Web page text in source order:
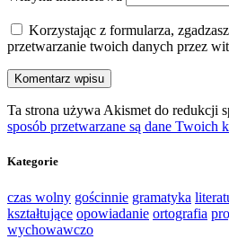
Korzystając z formularza,
przetwarzanie twoich danych przez
Ta strona używa Akismet do redukcji
sposób przetwarzane są dane Twoich
Kategorie
czas wolny gościnnie gramatyka
kształtujące opowiadanie ortografia
wychowawczo